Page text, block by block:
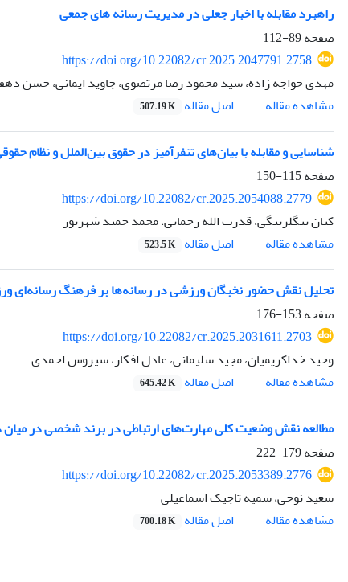
راهبرد مقابله با اخبار جعلی در مدیریت رسانه های جمعی
صفحه89-112
https://doi.org/10.22082/cr.2025.2047791.2758
مهدی خواجه زاده، سید محمود رضا مرتضوی، جاوید ایمانی، حسن
مشاهده مقاله
اصل مقاله 507.19 K
شناسایی و مقابله با بیان‌های تنفرآمیز در حقوق بین‌الملل و نظام
صفحه115-150
https://doi.org/10.22082/cr.2025.2054088.2779
کیان بیگلربیگی، قدرت الله رحمانی، محمد حمید شهریور
مشاهده مقاله
اصل مقاله 523.5 K
تحلیل نقش حضور نخبگان ورزشی در رسانه‌ها بر فرهنگ رسانه‌ای
صفحه153-176
https://doi.org/10.22082/cr.2025.2031611.2703
وحید خداکریمیان، مجید سلیمانی، عادل افکار، سیروس احمدی
مشاهده مقاله
اصل مقاله 645.42 K
مطالعه نقش وضعیت کلی مهارت‌های ارتباطی در برند شخصی در میان
صفحه179-222
https://doi.org/10.22082/cr.2025.2053389.2776
سعید نوحی، سمیه تاجیک اسماعیلی
مشاهده مقاله
اصل مقاله 700.18 K